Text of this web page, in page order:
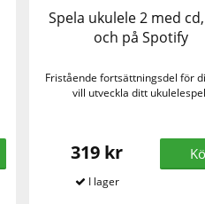
Spela ukulele 2 med
och på Spotify
Fristående fortsättningsdel för
vill utveckla ditt
319 kr